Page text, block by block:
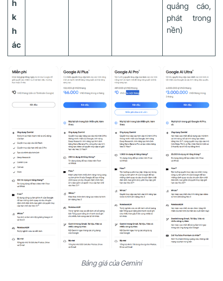
h
k
h
ác
quảng cáo,
phát trong
nền)
Bảng giá của Gemini